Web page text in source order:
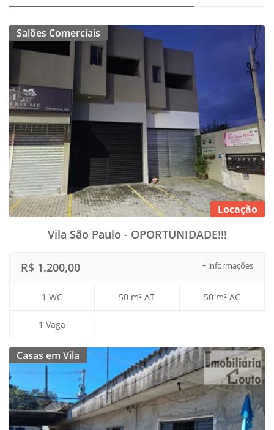
Salões Comerciais
Locação
Vila São Paulo - OPORTUNIDADE!!!
+ informações
R$ 1.200,00
1 WC 50 m² AT 50 m² AC
1 Vaga
Casas em Vila